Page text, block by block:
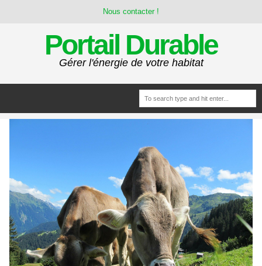
Nous contacter !
Portail Durable
Gérer l'énergie de votre habitat